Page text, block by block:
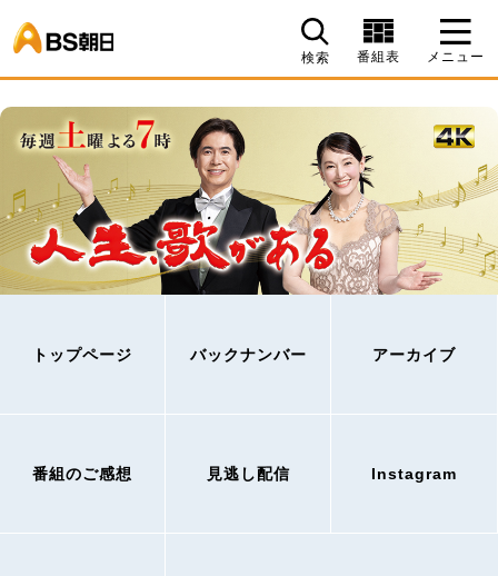
検索 番組表 メニュー
トップページ バックナンバー アーカイブ
番組のご感想 見逃し配信 Instagram